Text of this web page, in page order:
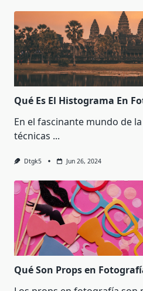
Qué Es El Histograma En
En el fascinante mundo de
técnicas ...
Dtgk5 Jun 26, 2024
Qué Son Props en